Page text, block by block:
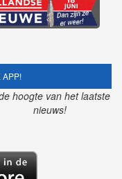
APP!
hoogte van het laatste
nieuws!